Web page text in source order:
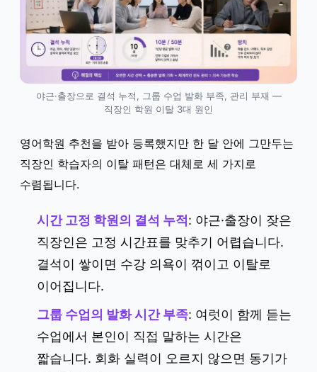
야근·출장으로 결석 누적, 그룹 수업 발화 부족, 관리 부재 —
직장인 학원 이탈 3대 원인
영어학원 추천을 받아 등록했지만 한 달 안에 그만두는
직장인 학습자의 이탈 패턴은 대체로 세 가지로
수렴됩니다.
시간 고정 학원의 결석 누적 : 야근·출장이 잦은
직장인은 고정 시간표를 맞추기 어렵습니다.
결석이 쌓이면 수강 의욕이 꺾이고 이탈로
이어집니다.
그룹 수업의 발화 시간 부족: 여럿이 함께 듣는
수업에서 본인이 직접 말하는 시간은
짧습니다. 회화 실력이 오르지 않으면 동기가